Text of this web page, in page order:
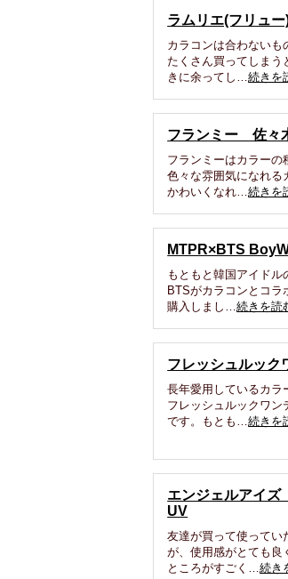
ラムリエ(フリュー
カラコンは合わないも
たくさん買ってしまう
きに余ってし…続きを
フランミー 佐々
フランミーはカラーの
色々な雰囲気になれる
かわいくなれ…続きを
MTPR×BTS
もともと韓国アイド
BTSがカラコンとコラ
購入しまし…続きを読
フレッシュルック
長年愛用しているカラ
フレッシュルックワン
です。もとも…続きを
エンジェルアイ
UV
友達が買って使ってい
が、使用感がとても良
ところがすごく…続き